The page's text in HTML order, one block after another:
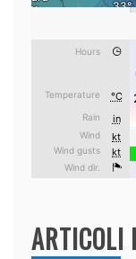
ARTICOLI